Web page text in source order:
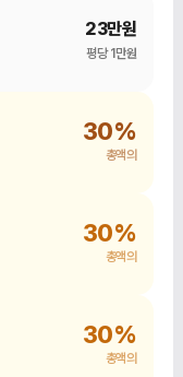
23만원
평당 1만원
30%
총액의
30%
총액의
30%
총액의